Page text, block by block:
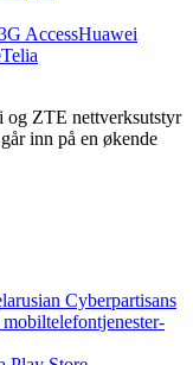
AccessHuawei
Telia
og ZTE nettverksutstyr
inn på en økende
Cyberpartisans